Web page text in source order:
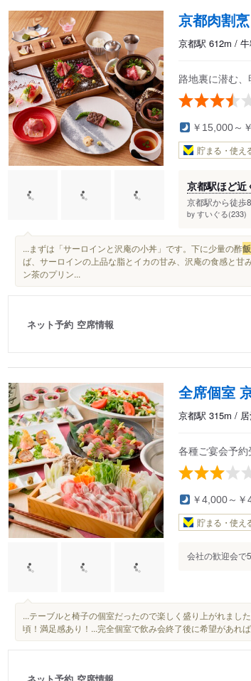
京都肉割
京都駅 612m /
路地裏に潜む
￥15,000～
貯まる・使え
京都駅ほど近
京都駅から徒歩
by すいぐる(233)
...まずは「サーロインと沢庵の小丼」です。下に少量の酢飯
ば、サーロインの上品な脂とイカの甘み、沢庵の食感と甘
ン茶のプリン...
ネット予約 空席情報
全席個室
京都駅 315m /
各種ご宴会予
￥4,000～￥
貯まる・使え
会社の歓迎会で
...テーブルと椅子の個室だったので楽しく盛り上がれまし
頃！満足感あり！...完全個室で飲み会終了後に希望があれ